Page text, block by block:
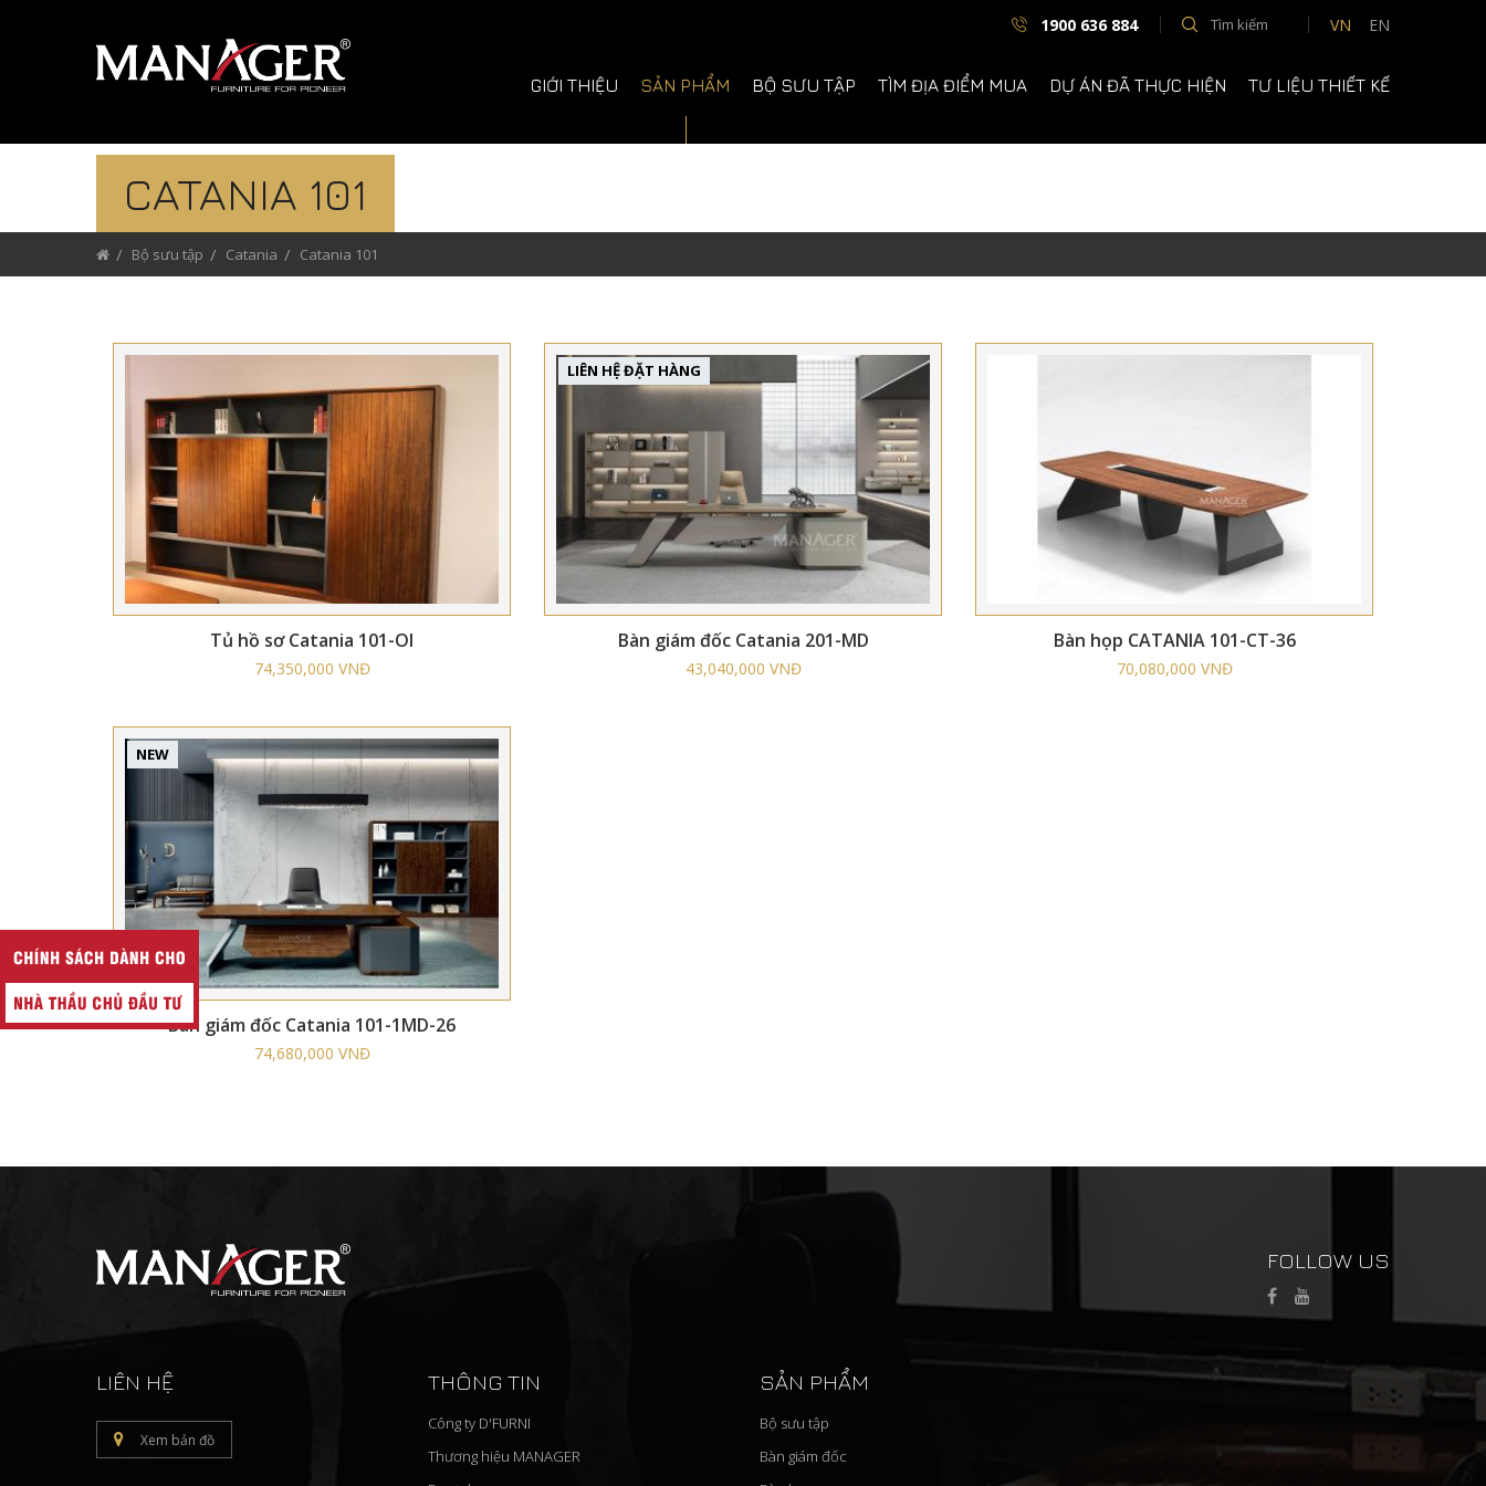
1900 636 884 VN EN
GIỚI THIỆU SẢN PHẨM BỘ SƯU TẬP TÌM ĐỊA ĐIỂM MUA DỰ ÁN ĐÃ THỰC HIỆN TƯ LIỆU THIẾT KẾ
CATANIA 101
Bộ sưu tập Catania Catania 101
Tủ hồ sơ Catania 101-OI
74,350,000 VNĐ
LIÊN HỆ ĐẶT HÀNG
Bàn giám đốc Catania 201-MD
43,040,000 VNĐ
Bàn họp CATANIA 101-CT-36
70,080,000 VNĐ
NEW
Bàn giám đốc Catania 101-1MD-26
74,680,000 VNĐ
FOLLOW US
LIÊN HỆ
Xem bản đồ
THÔNG TIN
Công ty D'FURNI
Thương hiệu MANAGER
SẢN PHẨM
Bộ sưu tập
Bàn giám đốc